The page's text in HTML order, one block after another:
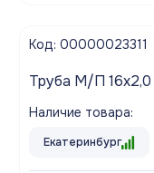
Код: 00000023311
Наличие товара:
Екатеринбург